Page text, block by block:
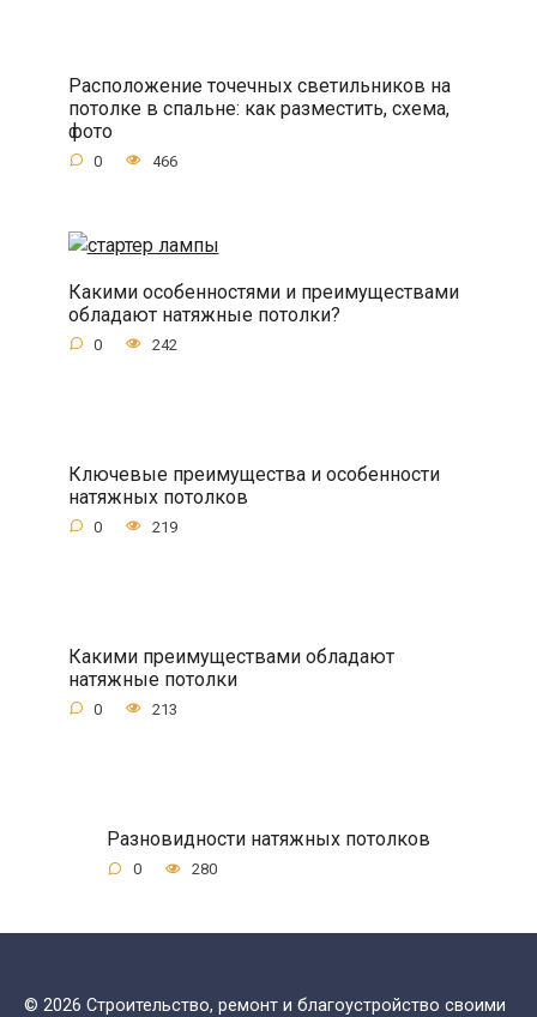
Расположение точечных светильников на
потолке в спальне: как разместить, схема,
фото
0 466
Какими особенностями и преимуществами
обладают натяжные потолки?
0 242
Ключевые преимущества и особенности
натяжных потолков
0 219
Какими преимуществами обладают
натяжные потолки
0 213
Разновидности натяжных потолков
0 280
© 2026 Строительство, ремонт и благоустройство своими